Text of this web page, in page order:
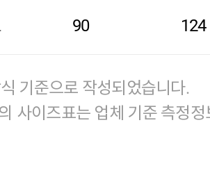
90 124
기준으로 작성되었습니다.
사이즈표는 업체 기준 측정정